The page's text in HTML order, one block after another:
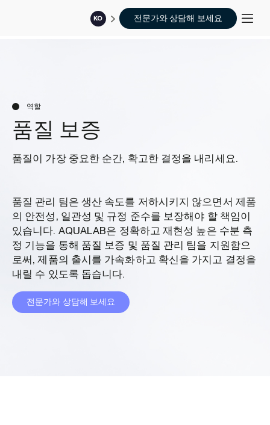
KO 전문가와 상담해 보세요
역할
품질 보증
품질이 가장 중요한 순간, 확고한 결정을 내리세요.
품질 관리 팀은 생산 속도를 저하시키지 않으면서 제품
의 안전성, 일관성 및 규정 준수를 보장해야 할 책임이
있습니다. AQUALAB은 정확하고 재현성 높은 수분 측
정 기능을 통해 품질 보증 및 품질 관리 팀을 지원함으
로써, 제품의 출시를 가속화하고 확신을 가지고 결정을
내릴 수 있도록 돕습니다.
전문가와 상담해 보세요